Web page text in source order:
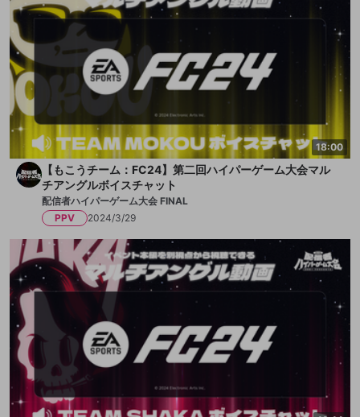
18:00
【もこうチーム：FC24】第二回ハイパーゲーム大会マル
チアングルボイスチャット
配信者ハイパーゲーム大会 FINAL
PPV
2024/3/29
改造版・海賊版ソフトの配信
政治的・宗教的・人種的な内容
その他の問題